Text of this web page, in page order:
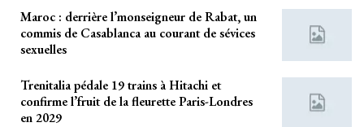
Maroc : derrière l’monseigneur de Rabat, un
commis de Casablanca au courant de sévices
sexuelles
Trenitalia pédale 19 trains à Hitachi et
confirme l’fruit de la fleurette Paris-Londres
en 2029